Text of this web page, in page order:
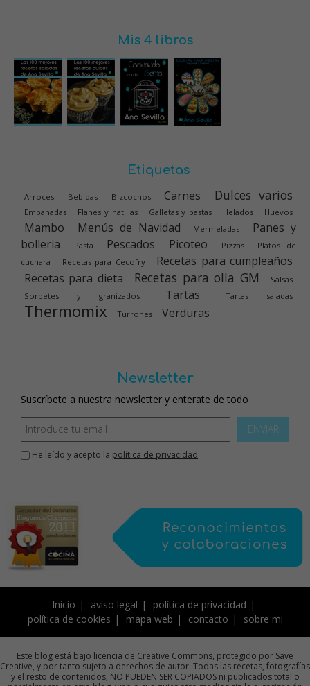
Mis 4 libros
Etiquetas
Arroces Bebidas Bizcochos Carnes Dulces varios
Empanadas Flanes y natillas Galletas y pastas Helados Huevos
Mambo Menús de Navidad Mermeladas
Panes y
bolleria
Pasta Pescados Picoteo Pizzas
Platos de
cuchara
Recetas para Cecofry
Recetas para cumpleaños
Recetas para dieta
Recetas para olla GM
Salsas
Sorbetes y granizados
Tartas Tartas saladas
Thermomix Turrones Verduras
Newsletter
Suscríbete a nuestra newsletter y enterate de todo
ENVIAR
He leído y acepto la política de privacidad
Inicio aviso legal
política de privacidad
política de cookies
mapa web contacto sobre mi
Este blog está bajo licencia de Creative Commons, protegido por Save
Creative, y por tanto sujeto a derechos de autor. Todas las recetas, fotografías
y el resto de contenidos, NO PUEDEN SER COPIADOS ni publicados total o